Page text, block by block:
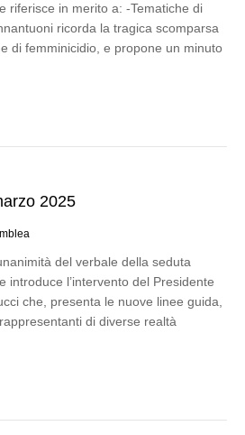
riferisce in merito a: -Tematiche di
ricorda la tragica scomparsa
di femminicidio, e propone un minuto
2025
del verbale della seduta
introduce l’intervento del Presidente
che, presenta le nuove linee guida,
di diverse realtà